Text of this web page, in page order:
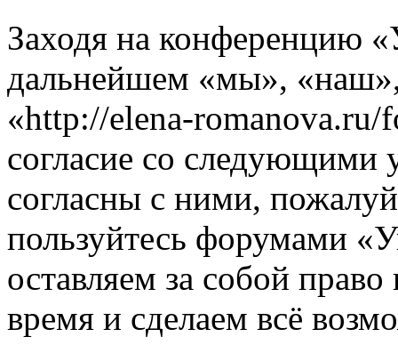
Заходя на конференцию
дальнейшем «мы»,
«http://elena-romanova.ru/
согласие со следующими
согласны с ними,
пользуйтесь форумами
оставляем за собой
время и сделаем всё